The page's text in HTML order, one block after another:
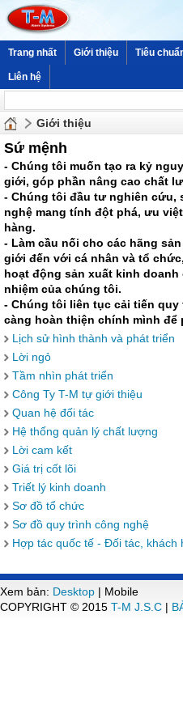
Trang nhất Giới thiệu Tiêu
Liên hệ
Giới thiệu
Sứ mệnh
- Chúng tôi muốn tạo ra kỷ
giới, góp phần nâng cao chất
- Chúng tôi đầu tư nghiên cứu,
nghệ mang tính đột phá, ưu
hàng.
- Làm cầu nối cho các hãng
giới đến với cá nhân và tổ
hoạt động sản xuất kinh
nhiệm của chúng tôi.
- Chúng tôi liên tục cải tiến
càng hoàn thiện chính mình
Lịch sử hình thành và phát triển
Lời ngỏ
Tầm nhìn phát triển
Công Ty T-M tự giới thiệu
Quan hệ đối tác
Hệ thống quản lý chất lượng
Lời cam kết
Giá trị cốt lõi
Triết lý kinh doanh
Sơ đồ tổ chức
Sơ đồ quy trình công nghệ
Hợp tác quốc tế - Đối tác, khách
Xem bản: Desktop | Mobile
COPYRIGHT © 2015 T-M J.S.C |